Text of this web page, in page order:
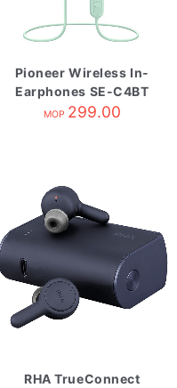
Pioneer Wireless In-
Earphones SE-C4BT
Green
MOP 299.00
RHA TrueConnect